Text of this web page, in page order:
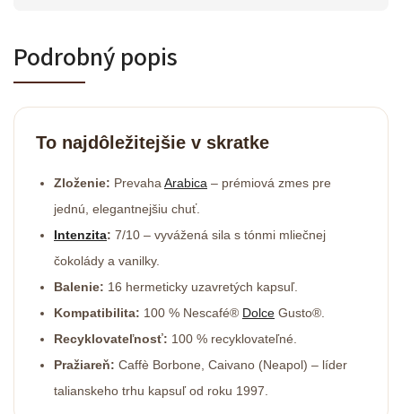
Podrobný popis
To najdôležitejšie v skratke
Zloženie: Prevaha Arabica – prémiová zmes pre
jednú, elegantnejšiu chuť.
Intenzita: 7/10 – vyvážená sila s tónmi mliečnej
čokolády a vanilky.
Balenie: 16 hermeticky uzavretých kapsuľ.
Kompatibilita: 100 % Nescafé® Dolce Gusto®.
Recyklovateľnosť: 100 % recyklovateľné.
Pražiareň: Caffè Borbone, Caivano (Neapol) – líder
talianskeho trhu kapsuľ od roku 1997.